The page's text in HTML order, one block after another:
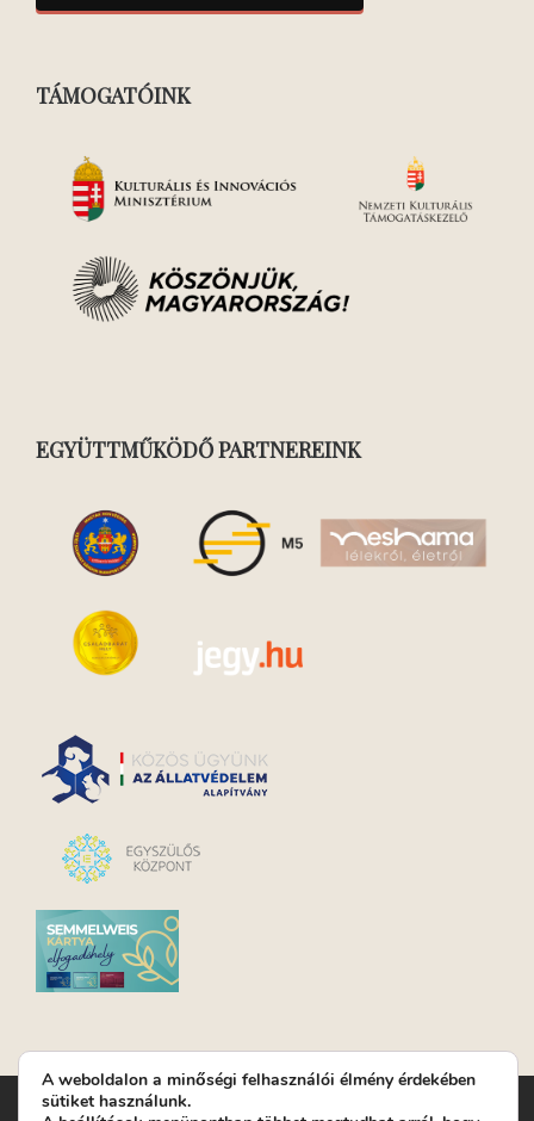
TÁMOGATÓINK
EGYÜTTMŰKÖDŐ PARTNEREINK
Turay Ida Színház Közhasznú Nonprofit Kft. | Működési
A weboldalon a minőségi felhasználói élmény érdekében
sütiket használunk.